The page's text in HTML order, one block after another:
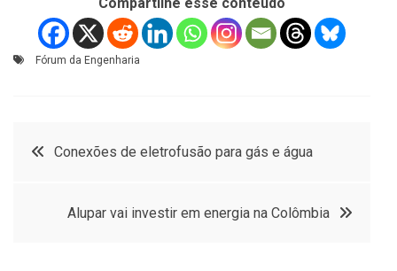
Fórum da Engenharia
Navegação
Conexões de eletrofusão para gás e água
Alupar vai investir em energia na Colômbia